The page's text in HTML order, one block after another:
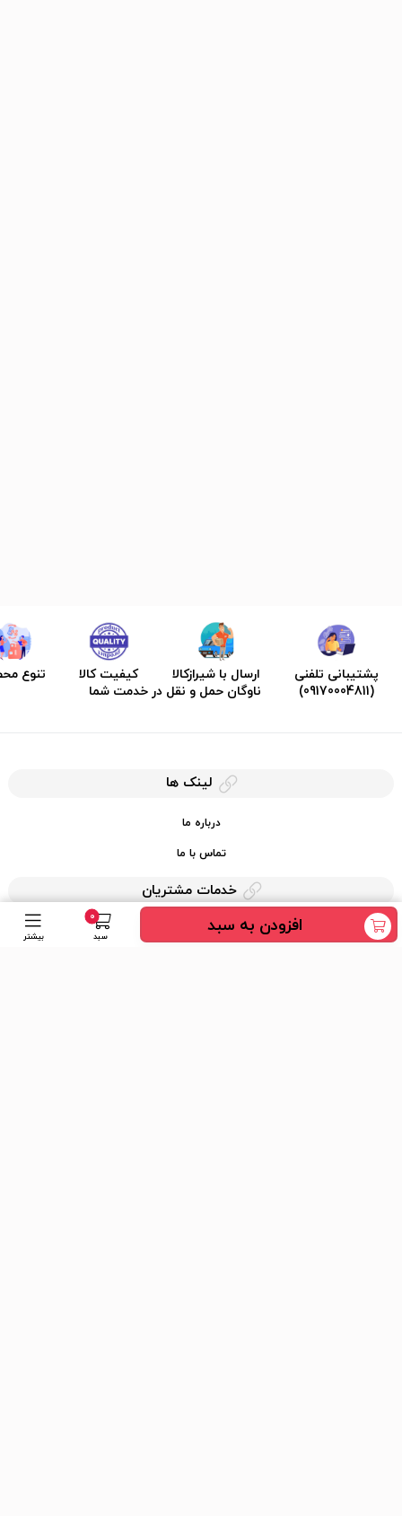
افزودن به سبد 0
سبد بیشتر
پشتیبانی تلفنی
(09170004811)
ارسال با شیرازکالا
ناوگان حمل و نقل در خدمت شما
کیفیت کالا تنوع
لینک ها
درباره ما
تماس با ما
خدمات مشتریان
حریم خصوصی